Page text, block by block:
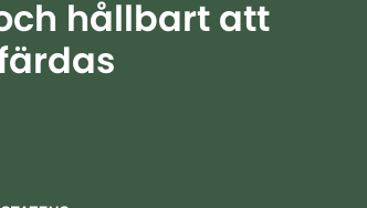
hållbart att